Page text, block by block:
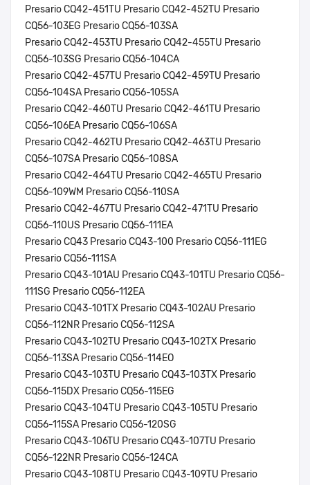
Presario CQ42-451TU Presario CQ42-452TU Presario
CQ56-103EG Presario CQ56-103SA
Presario CQ42-453TU Presario CQ42-455TU Presario
CQ56-103SG Presario CQ56-104CA
Presario CQ42-457TU Presario CQ42-459TU Presario
CQ56-104SA Presario CQ56-105SA
Presario CQ42-460TU Presario CQ42-461TU Presario
CQ56-106EA Presario CQ56-106SA
Presario CQ42-462TU Presario CQ42-463TU Presario
CQ56-107SA Presario CQ56-108SA
Presario CQ42-464TU Presario CQ42-465TU Presario
CQ56-109WM Presario CQ56-110SA
Presario CQ42-467TU Presario CQ42-471TU Presario
CQ56-110US Presario CQ56-111EA
Presario CQ43 Presario CQ43-100 Presario CQ56-111EG
Presario CQ56-111SA
Presario CQ43-101AU Presario CQ43-101TU Presario CQ56-
111SG Presario CQ56-112EA
Presario CQ43-101TX Presario CQ43-102AU Presario
CQ56-112NR Presario CQ56-112SA
Presario CQ43-102TU Presario CQ43-102TX Presario
CQ56-113SA Presario CQ56-114EO
Presario CQ43-103TU Presario CQ43-103TX Presario
CQ56-115DX Presario CQ56-115EG
Presario CQ43-104TU Presario CQ43-105TU Presario
CQ56-115SA Presario CQ56-120SG
Presario CQ43-106TU Presario CQ43-107TU Presario
CQ56-122NR Presario CQ56-124CA
Presario CQ43-108TU Presario CQ43-109TU Presario